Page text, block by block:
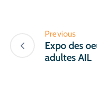
Previous
Expo des
adultes AIL